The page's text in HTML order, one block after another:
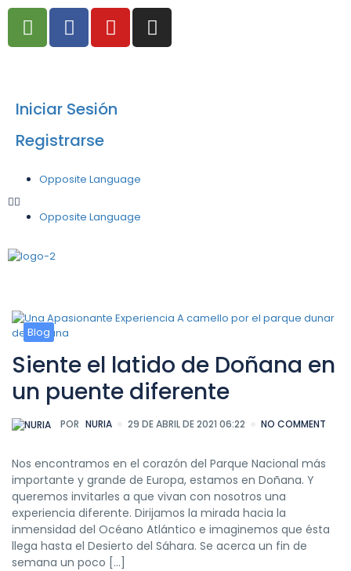
Iniciar Sesión
Registrarse
Opposite Language
Opposite Language
Blog
Siente el latido de Doñana en
un puente diferente
POR NURIA 29 DE ABRIL DE 2021 06:22 NO COMMENT
Nos encontramos en el corazón del Parque Nacional más
importante y grande de Europa, estamos en Doñana. Y
queremos invitarles a que vivan con nosotros una
experiencia diferente. Dirijamos la mirada hacia la
inmensidad del Océano Atlántico e imaginemos que ésta
llega hasta el Desierto del Sáhara. Se acerca un fin de
semana un poco […]